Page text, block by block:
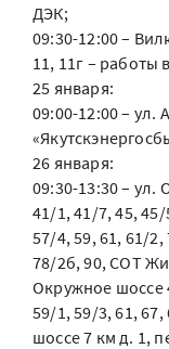
ДЭК;
09:30-12:00 –
11, 11г – работы
25 января:
09:00-12:00 – ул.
26 января:
09:30-13:30 – ул.
41/1, 41/7, 45,
57/4, 59, 61, 61/
78/2б, 90, СОТ
Окружное шоссе
59/1, 59/3, 61,
шоссе 7 км д. 1,